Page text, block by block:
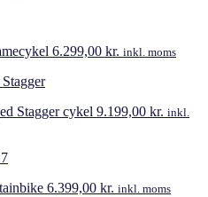
6.299,00 kr. inkl. moms
9.199,00 kr. inkl.
6.399,00 kr. inkl. moms